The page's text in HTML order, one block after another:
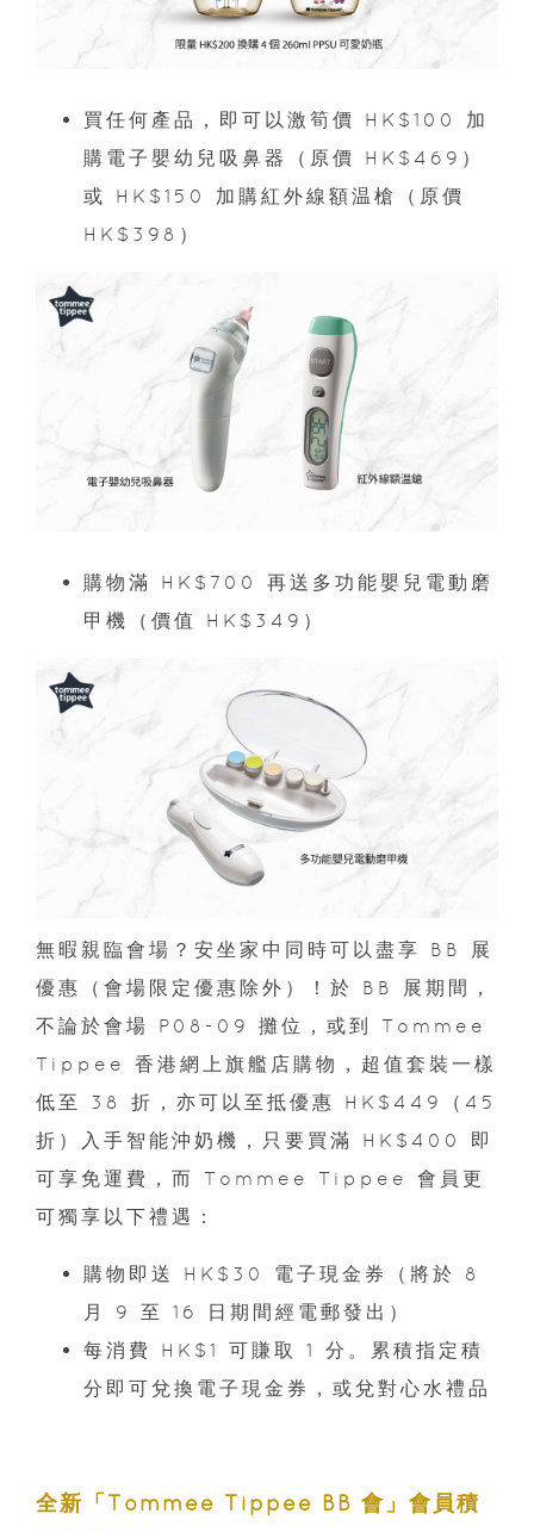
買任何產品，即可以激筍價 HK$100 加
購電子嬰幼兒吸鼻器（原價 HK$469）
或 HK$150 加購紅外線額温槍（原價
HK$398）
購物滿 HK$700 再送多功能嬰兒電動磨
甲機（價值 HK$349）
無暇親臨會場？安坐家中同時可以盡享 BB 展
優惠（會場限定優惠除外）！於 BB 展期間，
不論於會場 P08-09 攤位，或到 Tommee
Tippee 香港網上旗艦店購物，超值套裝一樣
低至 38 折，亦可以至抵優惠 HK$449（45
折）入手智能沖奶機，只要買滿 HK$400 即
可享免運費，而 Tommee Tippee 會員更
可獨享以下禮遇：
購物即送 HK$30 電子現金券（將於 8
月 9 至 16 日期間經電郵發出）
每消費 HK$1 可賺取 1 分。累積指定積
分即可兌換電子現金券，或兌對心水禮品
全新「Tommee Tippee BB 會」會員積